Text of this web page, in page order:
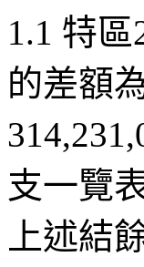
1.1 特區
的差額
支一覽
上述結